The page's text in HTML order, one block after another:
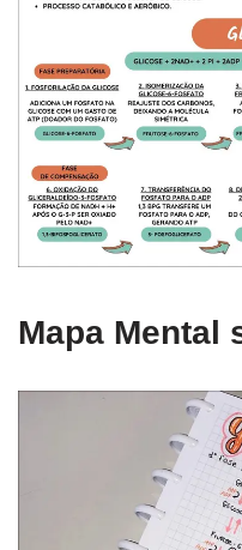
Mapa Mental